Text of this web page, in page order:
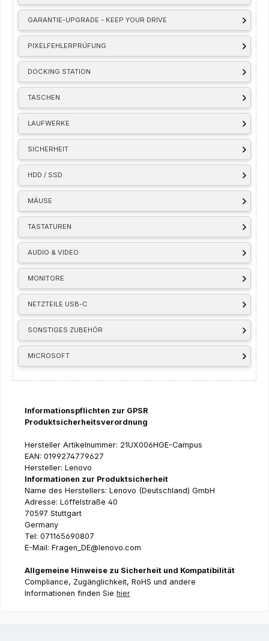
GARANTIE-UPGRADE - KEEP YOUR DRIVE
PIXELFEHLERPRÜFUNG
DOCKING STATION
TASCHEN
LAUFWERKE
SICHERHEIT
HDD / SSD
MÄUSE
TASTATUREN
AUDIO & VIDEO
MONITORE
NETZTEILE USB-C
SONSTIGES ZUBEHÖR
MICROSOFT
Informationspflichten zur GPSR
Produktsicherheitsverordnung
Hersteller Artikelnummer: 21UX006HGE-Campus
EAN: 0199274779627
Hersteller: Lenovo
Informationen zur Produktsicherheit
Name des Herstellers: Lenovo (Deutschland) GmbH
Adresse: Löffelstraße 40
70597 Stuttgart
Germany
Tel: 071165690807
E-Mail: Fragen_DE@lenovo.com
Allgemeine Hinweise zu Sicherheit und Kompatibilität
Compliance, Zugänglichkeit, RoHS und andere
Informationen finden Sie hier